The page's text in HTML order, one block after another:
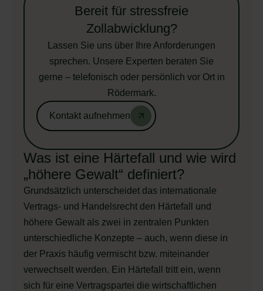
Bereit für stressfreie
Zollabwicklung?
Lassen Sie uns über Ihre Anforderungen
sprechen. Unsere Experten beraten Sie
gerne – telefonisch oder persönlich vor Ort in
Rödermark.
Kontakt aufnehmen
Was ist eine Härtefall und wie wird
„höhere Gewalt“ definiert?
Grundsätzlich unterscheidet das internationale
Vertrags- und Handelsrecht den Härtefall und
höhere Gewalt als zwei in zentralen Punkten
unterschiedliche Konzepte – auch, wenn diese in
der Praxis häufig vermischt bzw. miteinander
verwechselt werden. Ein Härtefall tritt ein, wenn
sich für eine Vertragspartei die wirtschaftlichen